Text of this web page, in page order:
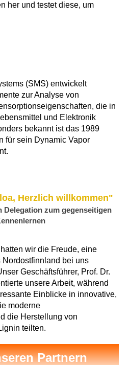
her und testet diese, um
(SMS) entwickelt
zur Analyse von
die in
und Elektronik
bekannt ist das 1989
für sein Dynamic Vapor
Herzlich willkommen"
Delegation zum gegenseitigen
wir die Freude, eine
bei uns
Geschäftsführer, Prof. Dr.
unsere Arbeit, während
Einblicke in innovative,
moderne
die Herstellung von
teilten.
Partnern